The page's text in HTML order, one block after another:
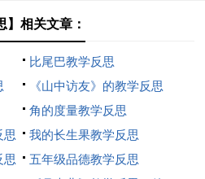
】相关文章：
比尾巴教学反思
《山中访友》的教学反思
角的度量教学反思
思
我的长生果教学反思
思
五年级品德教学反思